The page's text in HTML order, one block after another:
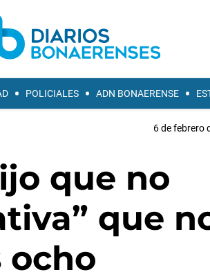
POLICIALES ADN BONAERENSE
6 de febrero
que no
que
ocho